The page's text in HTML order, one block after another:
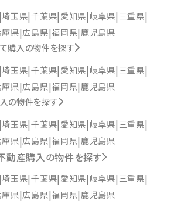
埼玉県 千葉県 愛知県 岐阜県 三重県
県 広島県 福岡県 鹿児島県
購入の物件を探す
埼玉県 千葉県 愛知県 岐阜県 三重県
県 広島県 福岡県 鹿児島県
の物件を探す
埼玉県 千葉県 愛知県 岐阜県 三重県
県 広島県 福岡県 鹿児島県
動産購入の物件を探す
埼玉県 千葉県 愛知県 岐阜県 三重県
県 広島県 福岡県 鹿児島県